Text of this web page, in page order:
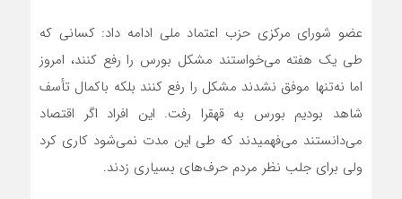
عضو شورای مرکزی حزب اعتماد ملی ادامه داد: کسانی که
طی یک هفته می‌خواستند مشکل بورس را رفع کنند، امروز
اما نه‌تنها موفق نشدند مشکل را رفع کنند بلکه باکمال تأسف
شاهد بودیم بورس به قهقرا رفت. این افراد اگر اقتصاد
می‌دانستند می‌فهمیدند که طی این مدت نمی‌شود کاری کرد
ولی برای جلب نظر مردم حرف‌های بسیاری زدند.